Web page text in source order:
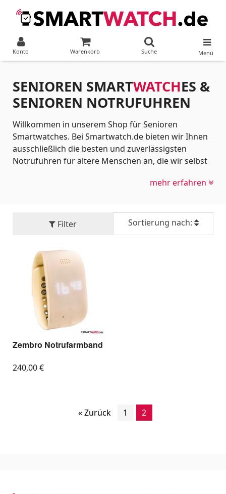
Konto Warenkorb Suche Menü
SENIOREN SMARTWATCHES &
SENIOREN NOTRUFUHREN
Willkommen in unserem Shop für Senioren
Smartwatches. Bei Smartwatch.de bieten wir Ihnen
ausschließlich die besten und zuverlässigsten
Notrufuhren für ältere Menschen an, die wir selbst
überzeugt sind. Im Alter stehen Sicherheit und der
Sie ist ein dezenter, moderner Begleiter am
Handgelenk, der im Ernstfall Leben retten kann und
Beruhigung schenkt. Entdecken Sie intelligente
Uhren, die speziell auf die Bedürfnisse von Senioren
zugeschnitten sind – mit extragroßen Displays,
intuitiver Bedienung und direkter Notruffunktion,
damit Sie und Ihre Familie jederzeit mit einem
sicheren Gefühl den Alltag meistern können.
mehr erfahren
Filter Sortierung nach:
Zembro Notrufarmband
240,00€
« Zurück 1 2